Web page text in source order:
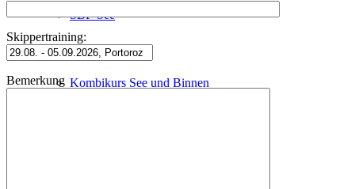
SBF-See
Kombikurs See und Binnen
Skippertraining:
Bemerkung